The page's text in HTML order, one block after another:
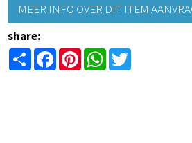
MEER INFO OVER DIT ITEM
share:
ShareFacebookPinterestWhatsApp